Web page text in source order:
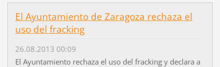
El Ayuntamiento de Zaragoza rechaza el
uso del fracking
26.08.2013 00:09
El Ayuntamiento rechaza el uso del fracking y declara a